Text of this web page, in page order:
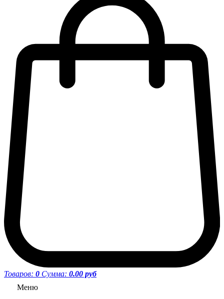
Товаров: 0 Сумма: 0.00 руб
Меню